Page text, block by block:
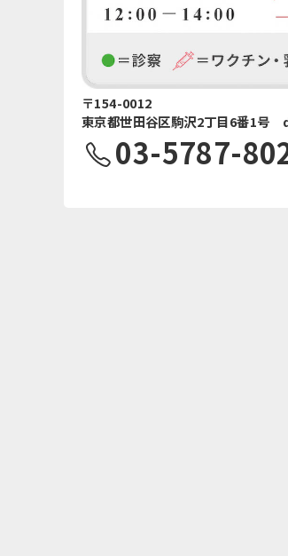
〒154-0012
東京都世田谷区駒沢2丁目6番1号
03-5787-